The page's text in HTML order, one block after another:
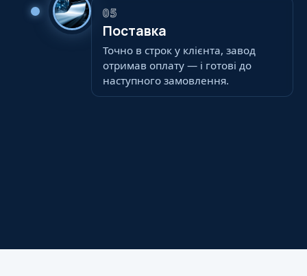
05
Поставка
Точно в строк у клієнта, завод
отримав оплату — і готові до
наступного замовлення.